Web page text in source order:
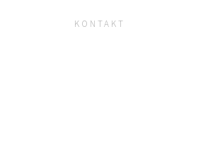
KONTAKT